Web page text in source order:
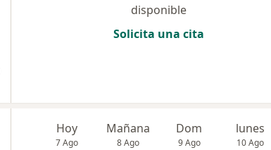
disponible
Solicita una cita
Hoy
7 Ago
Mañana
8 Ago
Dom
9 Ago
lunes
10 Ago